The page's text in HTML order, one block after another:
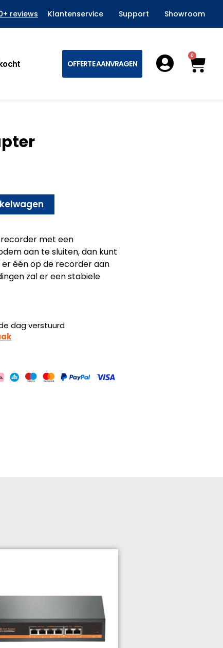
reviews Klantenservice Support Showroom
OFFERTE AANVRAGEN
0
met een
aan te sluiten, dan kunt
één op de recorder aan
zal er een stabiele
dag verstuurd